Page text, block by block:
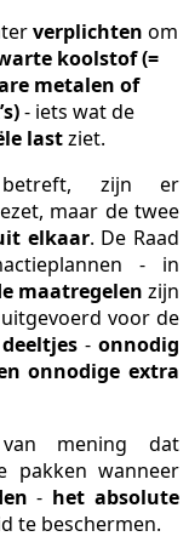
verplichten om
koolstof (=
metalen of
- iets wat de
lastziet.
zijn er
maar de twee
elkaar. De Raad
- in
maatregelen zijn
voor de
-onnodig
onnodige extra
mening dat
pakken wanneer
- het absolute
te beschermen.